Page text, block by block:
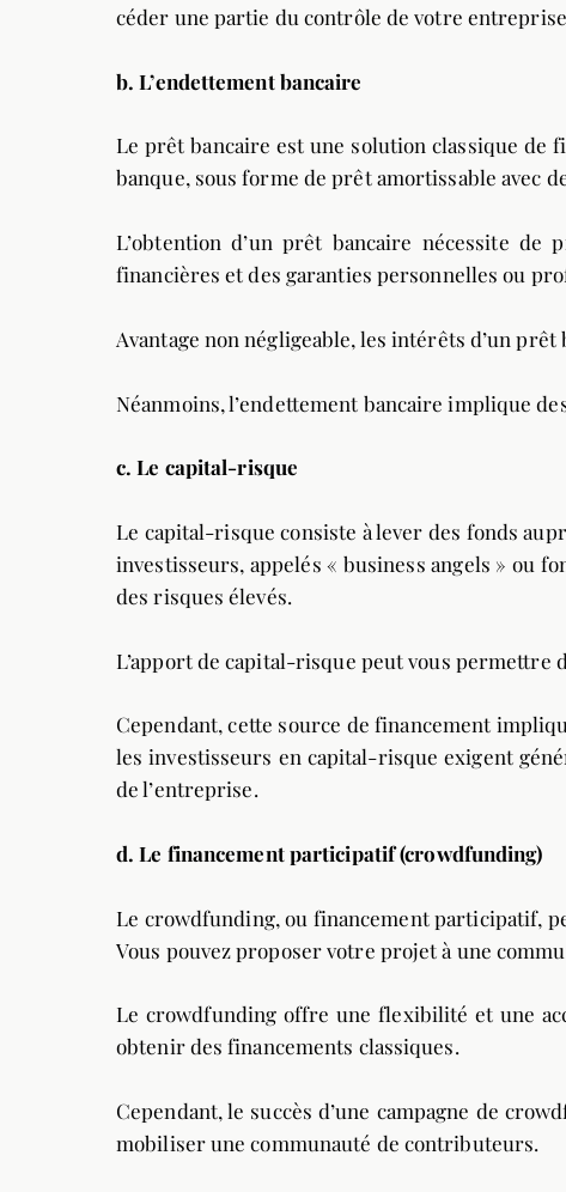
céder une partie du contrôle de votre
b.L’endettement bancaire
Le prêt bancaire est une solution classique de
banque, sous forme de prêt amortissable avec
L’obtention d’un prêt bancaire nécessite
financières et des garanties personnelles ou
Avantage non négligeable, les intérêts d’un
Néanmoins, l’endettement bancaire implique
c.Le capital-risque
Le capital-risque consiste à lever des fonds
investisseurs, appelés « business angels » ou
des risques élevés.
L’apport de capital-risque peut vous permettre
Cependant, cette source de financement
les investisseurs en capital-risque exigent
de l’entreprise.
d.Le financement participatif (crowdfunding)
Le crowdfunding, ou financement participatif,
Vous pouvez proposer votre projet à une
Le crowdfunding offre une flexibilité et une
obtenir des financements classiques.
Cependant, le succès d’une campagne de
mobiliser une communauté de contributeurs.